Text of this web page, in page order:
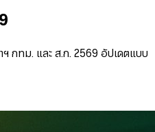
กทม. และ ส.ก. 2569 อัปเดตแบบ